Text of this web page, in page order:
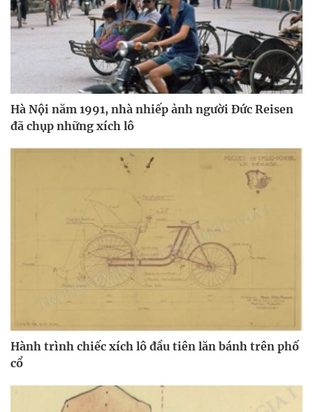
Hà Nội năm 1991, nhà nhiếp ảnh người Đức Reisen
đã chụp những xích lô
Hành trình chiếc xích lô đầu tiên lăn bánh trên phố
cổ